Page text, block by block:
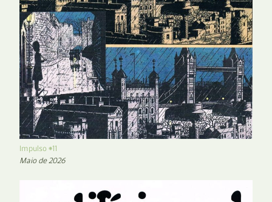
Impulso #11
Maio de 2026